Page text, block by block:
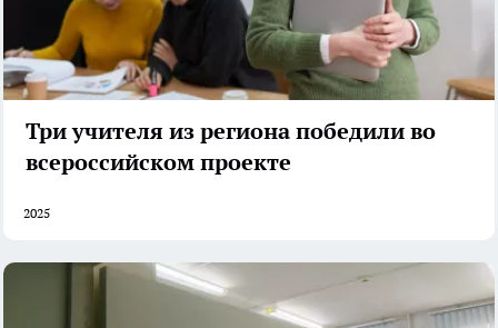
Три учителя из региона победили во
всероссийском проекте
2025